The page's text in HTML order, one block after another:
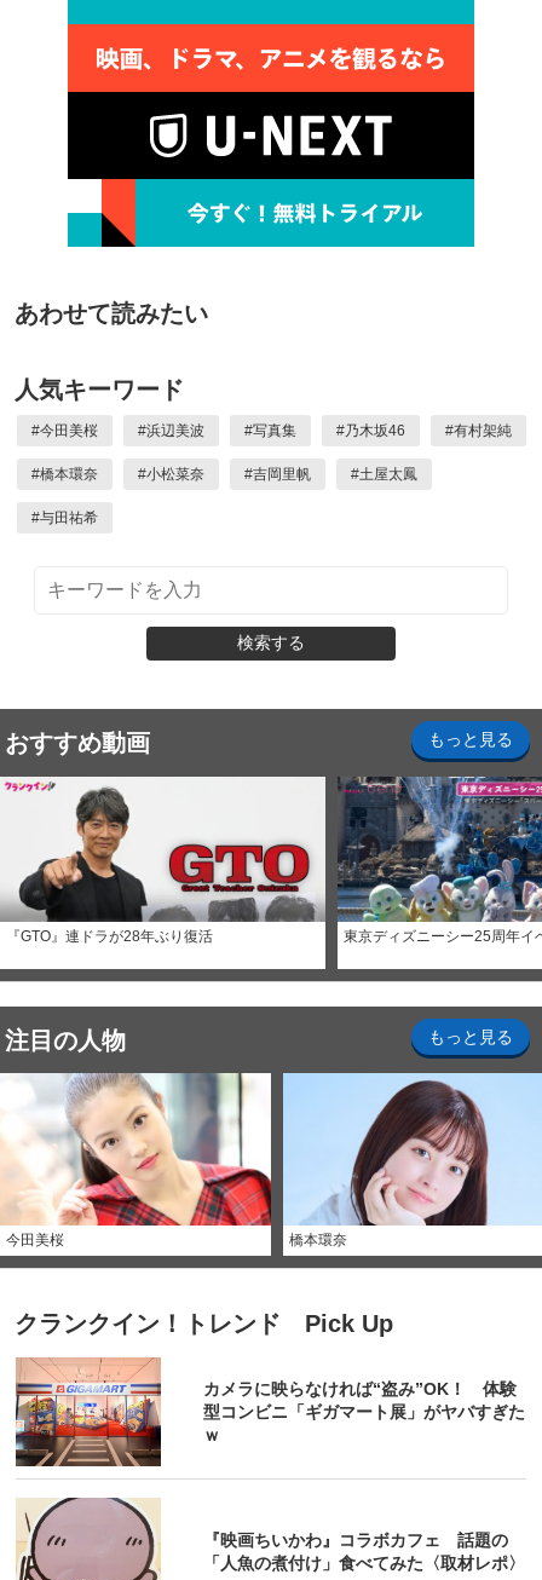
あわせて読みたい
人気キーワード
#今田美桜 #浜辺美波 #写真集 #乃木坂46 #有村架純
#橋本環奈 #小松菜奈 #吉岡里帆 #土屋太鳳
#与田祐希
検索する
おすすめ動画 もっと見る
『GTO』連ドラが28年ぶり復活 東京ディズニーシー25周年イ
注目の人物 もっと見る
今田美桜 橋本環奈
クランクイン！トレンド Pick Up
カメラに映らなければ“盗み”OK！ 体験
型コンビニ「ギガマート展」がヤバすぎた
ｗ
『映画ちいかわ』コラボカフェ 話題の
「人魚の煮付け」食べてみた〈取材レポ〉